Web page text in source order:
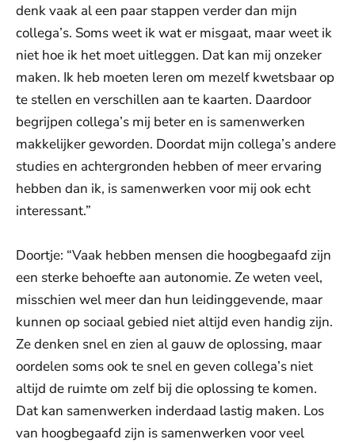
denk vaak al een paar stappen verder dan mijn
collega’s. Soms weet ik wat er misgaat, maar weet ik
niet hoe ik het moet uitleggen. Dat kan mij onzeker
maken. Ik heb moeten leren om mezelf kwetsbaar op
te stellen en verschillen aan te kaarten. Daardoor
begrijpen collega’s mij beter en is samenwerken
makkelijker geworden. Doordat mijn collega’s andere
studies en achtergronden hebben of meer ervaring
hebben dan ik, is samenwerken voor mij ook echt
interessant.”
Doortje: “Vaak hebben mensen die hoogbegaafd zijn
een sterke behoefte aan autonomie. Ze weten veel,
misschien wel meer dan hun leidinggevende, maar
kunnen op sociaal gebied niet altijd even handig zijn.
Ze denken snel en zien al gauw de oplossing, maar
oordelen soms ook te snel en geven collega’s niet
altijd de ruimte om zelf bij die oplossing te komen.
Dat kan samenwerken inderdaad lastig maken. Los
van hoogbegaafd zijn is samenwerken voor veel